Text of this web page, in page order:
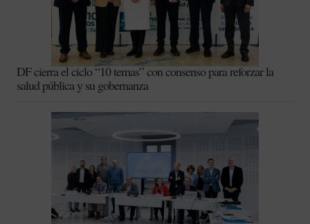
DF cierra el ciclo “10 temas” con consenso para reforzar la
salud pública y su gobernanza